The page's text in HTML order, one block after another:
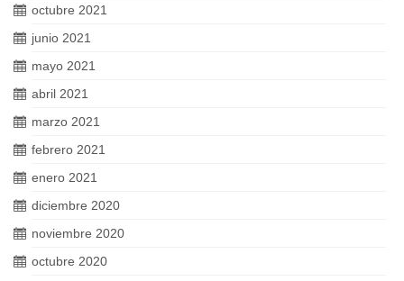
octubre 2021
junio 2021
mayo 2021
abril 2021
marzo 2021
febrero 2021
enero 2021
diciembre 2020
noviembre 2020
octubre 2020